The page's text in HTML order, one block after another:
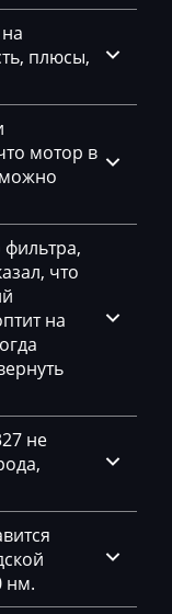
плюсы,
мотор в
что
на
не
нм.